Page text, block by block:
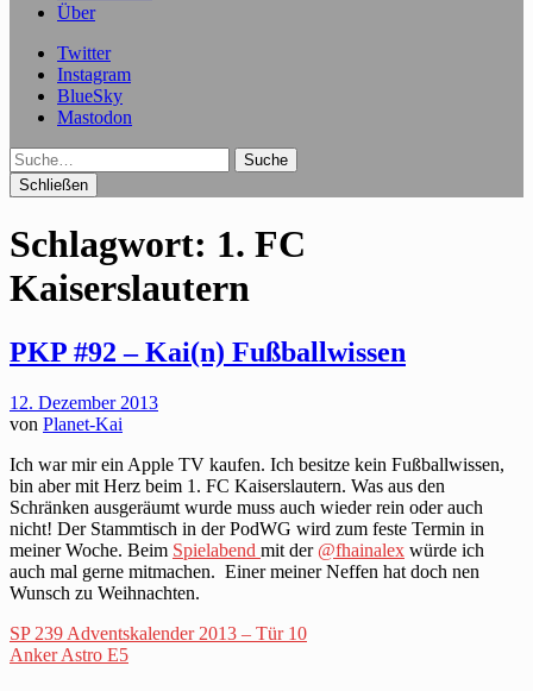
Über
Twitter
Instagram
BlueSky
Mastodon
Suche
Schließen
Schlagwort: 1. FC
Kaiserslautern
PKP #92 – Kai(n) Fußballwissen
12. Dezember 2013
von Planet-Kai
Ich war mir ein Apple TV kaufen. Ich besitze kein Fußballwissen,
bin aber mit Herz beim 1. FC Kaiserslautern. Was aus den
Schränken ausgeräumt wurde muss auch wieder rein oder auch
nicht! Der Stammtisch in der PodWG wird zum feste Termin in
meiner Woche. Beim Spielabend mit der @fhainalex würde ich
auch mal gerne mitmachen. Einer meiner Neffen hat doch nen
Wunsch zu Weihnachten.
SP 239 Adventskalender 2013 – Tür 10
Anker Astro E5